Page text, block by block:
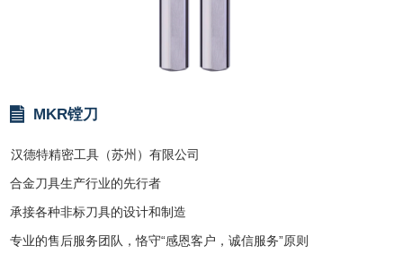
MKR镗刀
汉德特精密工具（苏州）有限公司
合金刀具生产行业的先行者
承接各种非标刀具的设计和制造
专业的售后服务团队，恪守“感恩客户，诚信服务”原则